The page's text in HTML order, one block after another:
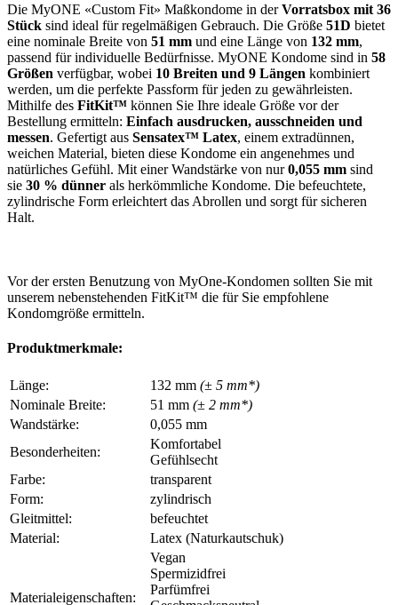
Die MyONE «Custom Fit» Maßkondome in derVorratsbox mit 36
Stück sind ideal für regelmäßigen Gebrauch. Die Größe 51D bietet
eine nominale Breite von 51 mm und eine Länge von 132 mm,
passend für individuelle Bedürfnisse. MyONE Kondome sind in 58
Größen verfügbar, wobei 10 Breiten und 9 Längen kombiniert
werden, um die perfekte Passform für jeden zu gewährleisten.
Mithilfe des FitKit™ können Sie Ihre ideale Größe vor der
Bestellung ermitteln: Einfach ausdrucken, ausschneiden und
messen. Gefertigt aus Sensatex™ Latex, einem extradünnen,
weichen Material, bieten diese Kondome ein angenehmes und
natürliches Gefühl. Mit einer Wandstärke von nur0,055 mm sind
sie 30 % dünner als herkömmliche Kondome. Die befeuchtete,
zylindrische Form erleichtert das Abrollen und sorgt für sicheren
Halt.
Vor der ersten Benutzung von MyOne-Kondomen sollten Sie mit
unserem nebenstehenden FitKit™ die für Sie empfohlene
Kondomgröße ermitteln.
Produktmerkmale:
Länge: 132 mm (± 5 mm*)
Nominale Breite:
51 mm (± 2 mm*)
Wandstärke:
0,055 mm
Besonderheiten:
Komfortabel
Gefühlsecht
Farbe:
transparent
Form:
zylindrisch
Gleitmittel:
befeuchtet
Material:
Latex (Naturkautschuk)
Materialeigenschaften:
Vegan
Spermizidfrei
Parfümfrei